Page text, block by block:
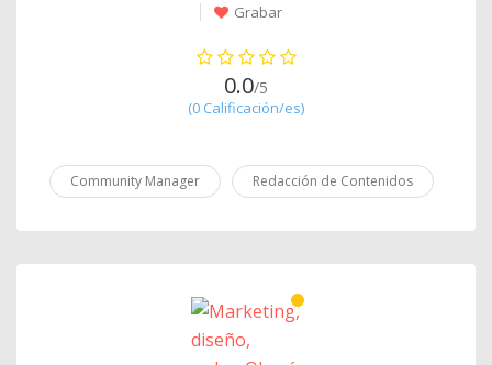
Grabar
0.0/5
(0 Calificación/es)
Community Manager Redacción de Contenidos